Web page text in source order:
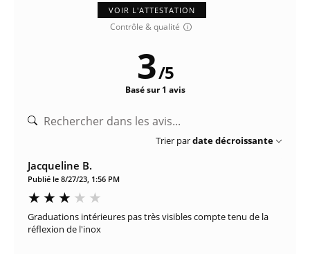
VOIR L'ATTESTATION
Contrôle & qualité
3/5
Basé sur 1 avis
Trier pardate décroissante
Jacqueline B.
Publié le 8/27/23, 1:56 PM
Graduations intérieures pas très visibles compte tenu de la
réflexion de l'inox